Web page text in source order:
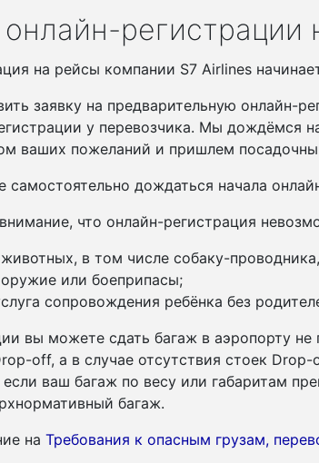
регистрации
на рейсы компании S7 Airlines
заявку на предварительную онлайн-
у перевозчика. Мы дождёмся
ваших пожеланий и пришлем
дождаться начала
что онлайн-регистрация
животных, в том числе собаку-
оружие или боеприпасы;
сопровождения ребёнка без
вы можете сдать багаж в аэропорту
off, а в случае отсутствия стоек
если ваш багаж по весу или габаритам
багаж.
на Требования к опасным грузам,